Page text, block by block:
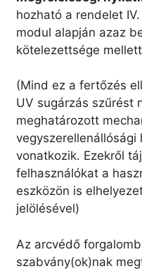
hozható a rendelet
modul alapján azaz
kötelezettsége
(Mind ez a fertőzés
UV sugárzás szűrést
meghatározott
vonatkozik. Ezekről
felhasználókat a
eszközön is
jelölésével)
Az arcvédő
szabvány(ok)nak